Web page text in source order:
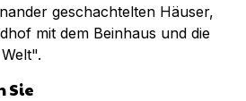
geschachtelten Häuser,
mit dem Beinhaus und die
Sie